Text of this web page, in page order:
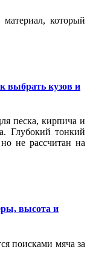
который
выбрать кузов и
песка, кирпича и
Глубокий тонкий
не рассчитан на
высота и
поисками мяча за